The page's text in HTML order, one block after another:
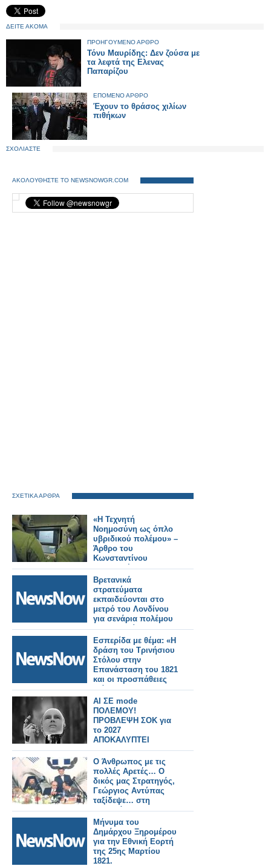
ΔΕΙΤΕ ΑΚΟΜΑ
ΠΡΟΗΓΟΥΜΕΝΟ ΑΡΘΡΟ
Τόνυ Μαυρίδης: Δεν ζούσα με
τα λεφτά της Ελενας
Παπαρίζου
ΕΠΟΜΕΝΟ ΑΡΘΡΟ
Έχουν το θράσος χιλίων
πιθήκων
ΣΧΟΛΙΑΣΤΕ
ΑΚΟΛΟΥΘΗΣΤΕ ΤΟ NEWSNOWGR.COM
ΣΧΕΤΙΚΑ ΑΡΘΡΑ
«Η Τεχνητή
Νοημοσύνη ως όπλο
υβριδικού πολέμου» –
Άρθρο του
Κωνσταντίνου
Μπαλωμένου
Βρετανικά
στρατεύματα
εκπαιδεύονται στο
μετρό του Λονδίνου
για σενάρια πολέμου
με τη Ρωσία!
Εσπερίδα με θέμα: «Η
δράση του Τρινήσιου
Στόλου στην
Επανάσταση του 1821
και οι προσπάθειες
διάσωσης του
Μεσολογγίου».
AI ΣΕ mode
ΠΟΛΕΜΟΥ!
ΠΡΟΒΛΕΨΗ ΣΟΚ για
το 2027
ΑΠΟΚΑΛΥΠΤΕΙ
ΠΑΓΚΟΣΜΙΑ
ΑΝΑΤΑΡΑΗ
Ο Άνθρωπος με τις
πολλές Αρετές… Ο
δικός μας Στρατηγός,
Γεώργιος Αντύπας
ταξίδεψε… στη
γειτονιά των
Αγγέλων… Ο
Ουρανός
πλουσιότερος, το
Μεσολόγγι
φτωχότερο…
Μήνυμα του
Δημάρχου Ξηρομέρου
για την Εθνική Εορτή
της 25ης Μαρτίου
1821.